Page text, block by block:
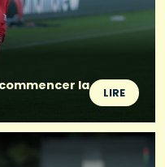
la
LIRE